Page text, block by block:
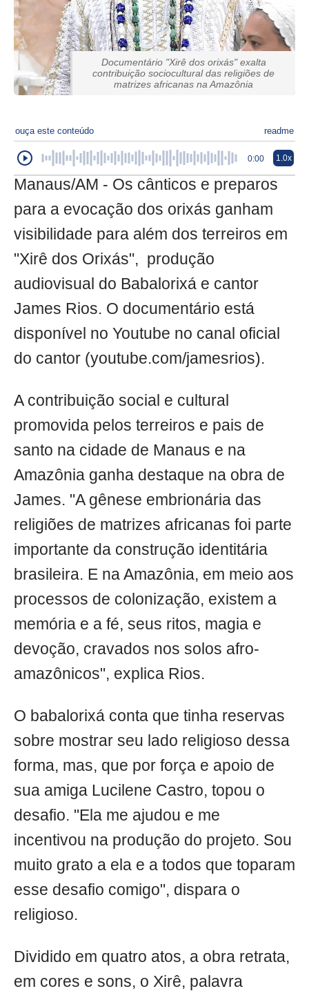
Documentário "Xirê dos orixás" exalta
contribuição sociocultural das religiões de
matrizes africanas na Amazônia
ouça este conteúdo readme
0:00 1.0x
Manaus/AM - Os cânticos e preparos
para a evocação dos orixás ganham
visibilidade para além dos terreiros em
"Xirê dos Orixás", produção
audiovisual do Babalorixá e cantor
James Rios. O documentário está
disponível no Youtube no canal oficial
do cantor (youtube.com/jamesrios).
A contribuição social e cultural
promovida pelos terreiros e pais de
santo na cidade de Manaus e na
Amazônia ganha destaque na obra de
James. "A gênese embrionária das
religiões de matrizes africanas foi parte
importante da construção identitária
brasileira. E na Amazônia, em meio aos
processos de colonização, existem a
memória e a fé, seus ritos, magia e
devoção, cravados nos solos afro-
amazônicos", explica Rios.
O babalorixá conta que tinha reservas
sobre mostrar seu lado religioso dessa
forma, mas, que por força e apoio de
sua amiga Lucilene Castro, topou o
desafio. "Ela me ajudou e me
incentivou na produção do projeto. Sou
muito grato a ela e a todos que toparam
esse desafio comigo", dispara o
religioso.
Dividido em quatro atos, a obra retrata,
em cores e sons, o Xirê, palavra